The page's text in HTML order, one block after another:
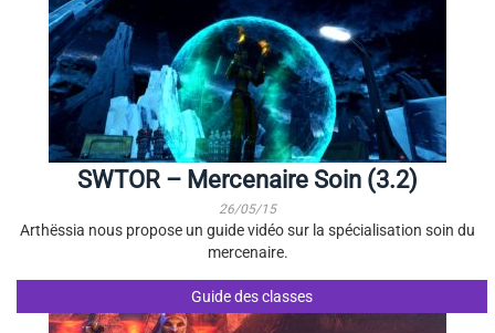
SWTOR – Mercenaire Soin (3.2)
26/05/15
Arthëssia nous propose un guide vidéo sur la spécialisation soin du
mercenaire.
Guide des classes